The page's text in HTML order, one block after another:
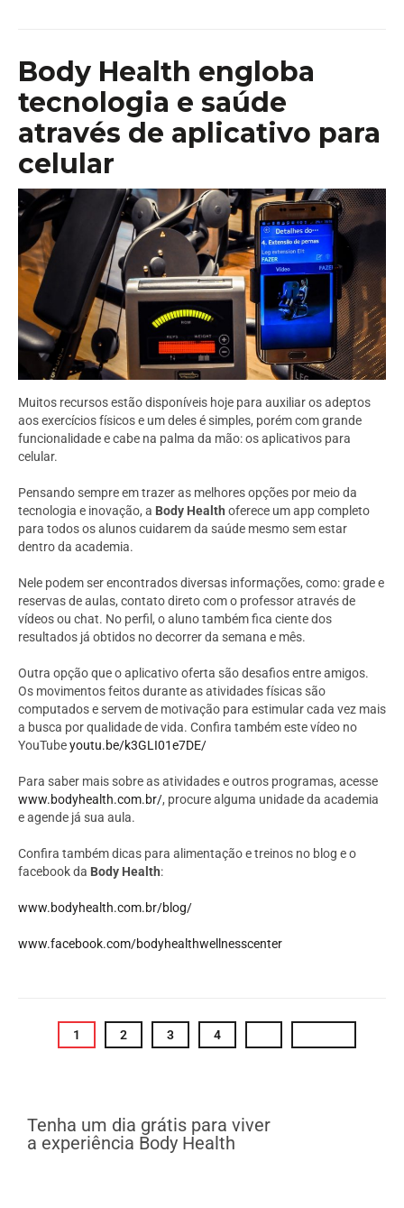
Body Health engloba
tecnologia e saúde
através de aplicativo para
celular
Muitos recursos estão disponíveis hoje para auxiliar os adeptos
aos exercícios físicos e um deles é simples, porém com grande
funcionalidade e cabe na palma da mão: os aplicativos para
celular.
Pensando sempre em trazer as melhores opções por meio da
tecnologia e inovação, a Body Health oferece um app completo
para todos os alunos cuidarem da saúde mesmo sem estar
dentro da academia.
Nele podem ser encontrados diversas informações, como: grade e
reservas de aulas, contato direto com o professor através de
vídeos ou chat. No perfil, o aluno também fica ciente dos
resultados já obtidos no decorrer da semana e mês.
Outra opção que o aplicativo oferta são desafios entre amigos.
Os movimentos feitos durante as atividades físicas são
computados e servem de motivação para estimular cada vez mais
a busca por qualidade de vida. Confira também este vídeo no
YouTubeyoutu.be/k3GLI01e7DE/
Para saber mais sobre as atividades e outros programas, acesse
www.bodyhealth.com.br/, procure alguma unidade da academia
e agende já sua aula.
Confira também dicas para alimentação e treinos no blog e o
facebook da Body Health:
www.bodyhealth.com.br/blog/
www.facebook.com/bodyhealthwellnesscenter
1 2 3 4
Tenha um dia grátis para viver
a experiência Body Health